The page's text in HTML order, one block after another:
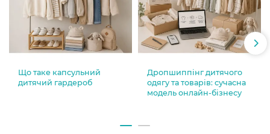
Що таке капсульний
дитячий гардероб
Дропшиппінг дитячого
одягу та товарів: сучасна
модель онлайн-бізнесу